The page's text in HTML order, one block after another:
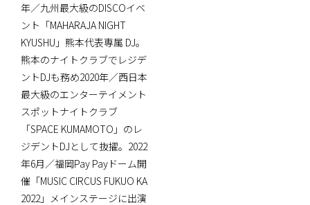
年／九州最大級のDISCOイベ
ント「MAHARAJA NIGHT
KYUSHU」熊本代表専属 DJ。
熊本のナイトクラブでレジデ
ントDJも務め2020年／西日本
最大級のエンターテイメント
スポットナイトクラブ
「SPACE KUMAMOTO」のレ
ジデントDJとして抜擢。2022
年6月／福岡Pay Payドーム開
催「MUSIC CIRCUS FUKUO KA
2022」メインステージに出演